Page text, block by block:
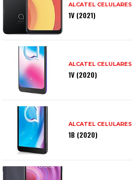
ALCATEL CELULARES
1V (2021)
ALCATEL CELULARES
1V (2020)
ALCATEL CELULARES
1B (2020)